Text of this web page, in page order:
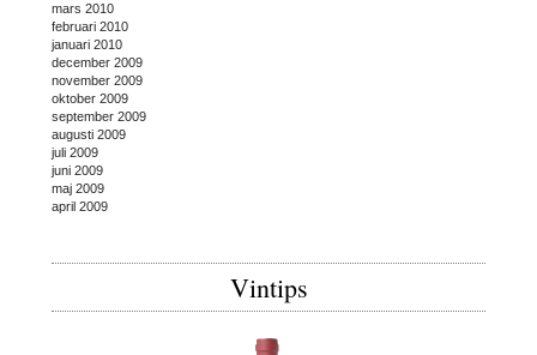
mars 2010
februari 2010
januari 2010
december 2009
november 2009
oktober 2009
september 2009
augusti 2009
juli 2009
juni 2009
maj 2009
april 2009
Vintips